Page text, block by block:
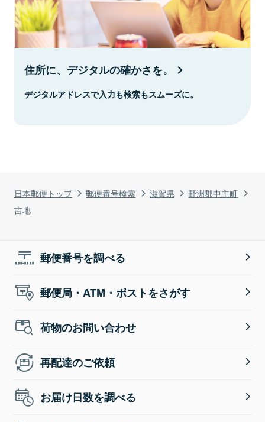
日本郵便トップ 郵便番号検索 滋賀県
野洲郡中主町
吉地
住所に、デジタルの確かさを。
デジタルアドレスで入力も検索もスムーズに。
郵便番号を調べる
郵便局・ATM・ポストをさがす
荷物のお問い合わせ
再配達のご依頼
お届け日数を調べる